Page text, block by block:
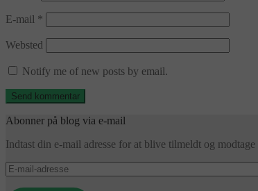
E-mail *
Websted
Notify me of new posts by email.
Abonner på blog via e-mail
Indtast din e-mail adresse for at blive tilmeldt og
E-
mail-